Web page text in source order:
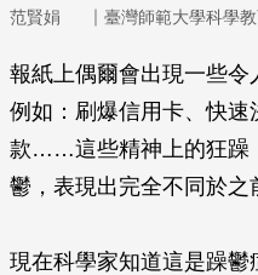
范賢娟 ｜ 臺灣師範大學科學
報紙上偶爾會出現一些令
例如：刷爆信用卡、快
款……這些精神上的狂躁
鬱，表現出完全不同於之
現在科學家知道這是躁